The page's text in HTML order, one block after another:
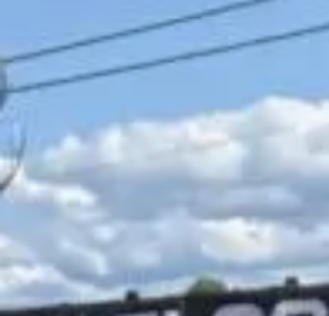
Kontakt oss
(+47) 24 02 20 16
STOCKFLETHS GATE 51, 0461 OSLO
Booking/tattoo
BOOKING@MASTERPIECE.NO
Andre henvendelser
POST@MASTERPIECE.NO
Følg oss